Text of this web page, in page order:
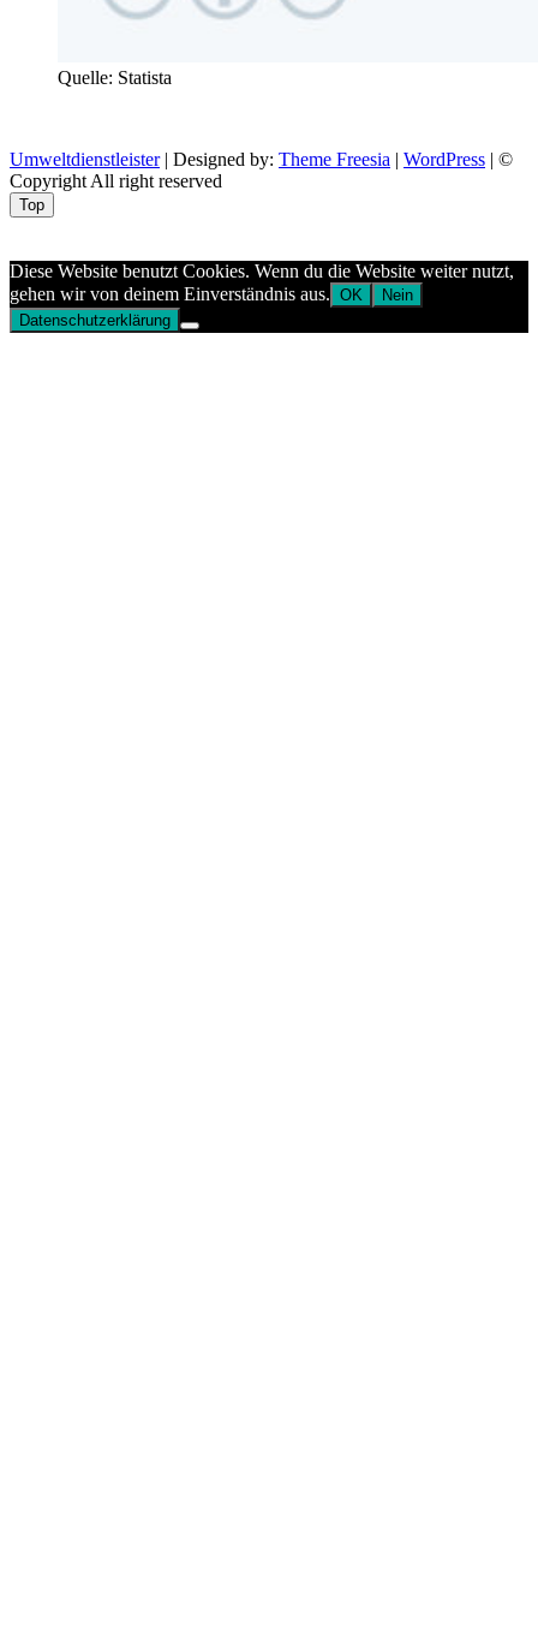
Quelle: Statista
Umweltdienstleister| Designed by: Theme Freesia | WordPress | ©
Copyright All right reserved
Top
Diese Website benutzt Cookies. Wenn du die Website weiter nutzt,
gehen wir von deinem Einverständnis aus. OK
Nein
Datenschutzerklärung